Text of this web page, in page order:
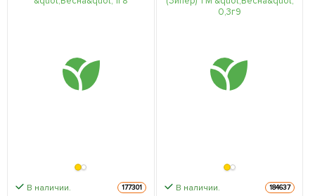
В наличии. 177301 В наличии. 184637